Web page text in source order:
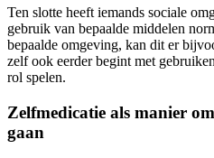
Ten slotte heeft iemands sociale
gebruik van bepaalde middelen
bepaalde omgeving, kan dit er
zelf ook eerder begint met
rol spelen.
Zelfmedicatie als manier
gaan